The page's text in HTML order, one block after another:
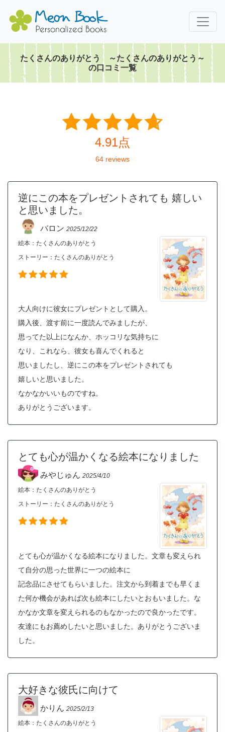
たくさんのありがとう ～たくさんのありがとう～
の口コミ一覧
4.91点
64 reviews
逆にこの本をプレゼントされても 嬉しい
と思いました。
バロン 2025/12/22
絵本：たくさんのありがとう
ストーリー： たくさんのありがとう
大人向けに彼女にプレゼントとして購入。
購入後、渡す前に一度読んでみましたが、
思ってた以上になんか、ホッコリな気持ちに
なり、これなら、彼女も喜んでくれると
思いましたし、逆にこの本をプレゼントされても
嬉しいと思いました。
なかなかいいものですね。
ありがとうございます。
とても心が温かくなる絵本になりました
みやじゅん 2025/4/10
絵本：たくさんのありがとう
ストーリー： たくさんのありがとう
とても心が温かくなる絵本になりました。文章も変えられ
て自分の思った世界に一つの絵本に
記念品にさせてもらいました。注文から到着までも早くま
た何か機会があれば次も絵本にしたいとおもいました。な
かなか文章を変えられるのもなかったので良かったです。
友達にもお薦めしたいと思いました。ありがとうございま
した。
大好きな彼氏に向けて
かりん 2025/2/13
絵本：たくさんのありがとう